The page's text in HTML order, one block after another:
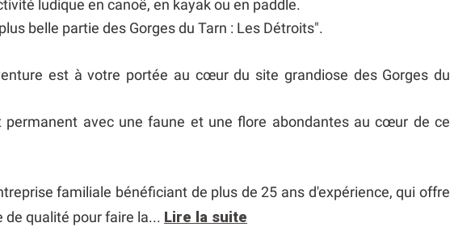
ludique en canoë, en kayak ou en paddle.
belle partie des Gorges du Tarn : Les Détroits".
est à votre portée au cœur du site grandiose des Gorges du
permanent avec une faune et une flore abondantes au cœur de ce
familiale bénéficiant de plus de 25 ans d'expérience, qui offre
de qualité pour faire la... Lire la suite